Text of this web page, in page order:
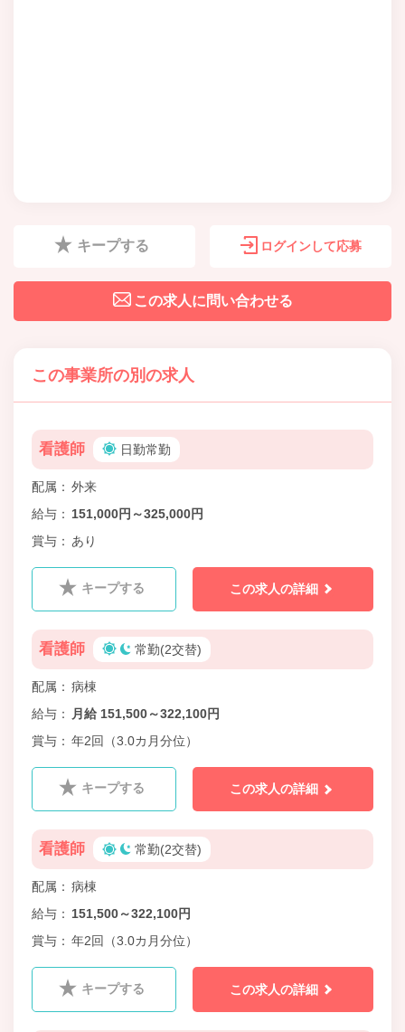
キープする ログインして応募
この求人に問い合わせる
この事業所の別の求人
看護師 日勤常勤
配属
外来
給与
151,000円～325,000円
賞与
あり
キープする この求人の詳細
看護師 常勤(2交替)
配属
病棟
給与
月給 151,500～322,100円
賞与
年2回（3.0カ月分位）
キープする この求人の詳細
看護師 常勤(2交替)
配属
病棟
給与
151,500～322,100円
賞与
年2回（3.0カ月分位）
キープする この求人の詳細